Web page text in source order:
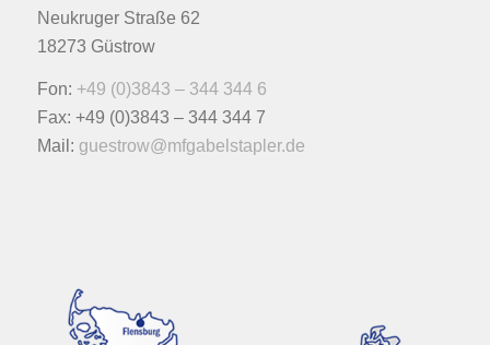
Neukruger Straße 62
18273 Güstrow
Fon: +49 (0)3843 – 344 344 6
Fax: +49 (0)3843 – 344 344 7
Mail: guestrow@mfgabelstapler.de